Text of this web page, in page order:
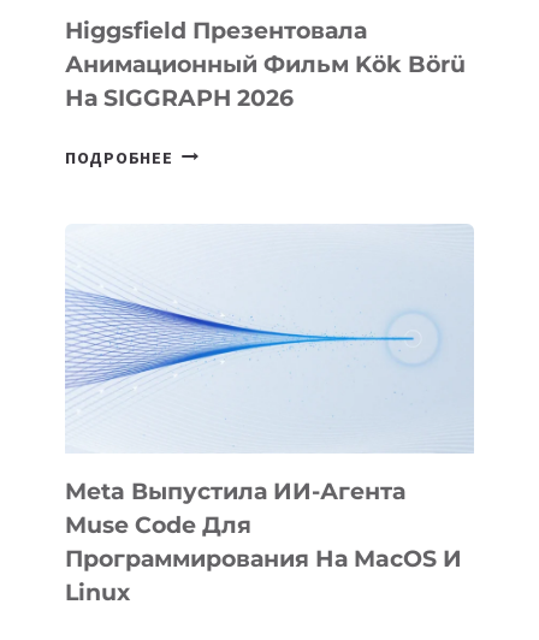
Higgsfield Презентовала
Анимационный Фильм Kök Börü
На SIGGRAPH 2026
ПОДРОБНЕЕ HIGGSFIELD
НА
SIGGRAPH
Meta Выпустила ИИ-Агента
Muse Code Для
Программирования На MacOS И
Linux